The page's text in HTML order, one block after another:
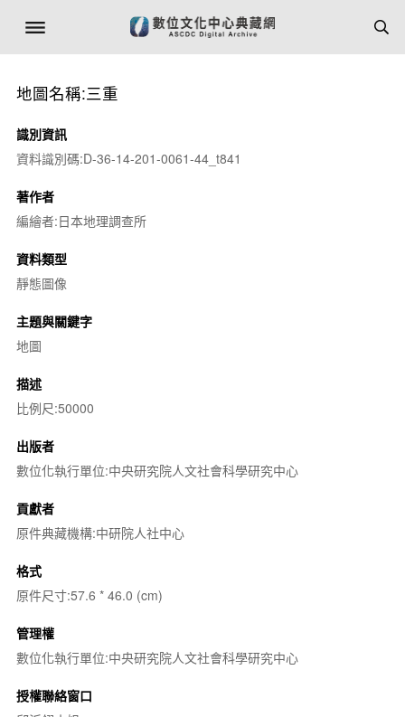
地圖名稱:三重
識別資訊
資料識別碼:D-36-14-201-0061-44_t841
著作者
編繪者:日本地理調查所
資料類型
靜態圖像
主題與關鍵字
地圖
描述
比例尺:50000
出版者
數位化執行單位:中央研究院人文社會科學研究中心
貢獻者
原件典藏機構:中研院人社中心
格式
原件尺寸:57.6 * 46.0 (cm)
管理權
數位化執行單位:中央研究院人文社會科學研究中心
授權聯絡窗口